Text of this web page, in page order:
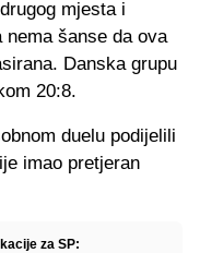
mjesta i
šanse da ova
Danska grupu
20:8.
duelu podijelili
imao pretjeran
za SP: